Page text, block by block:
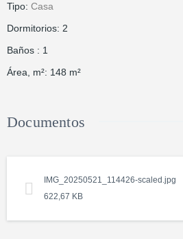
Tipo: Casa
Dormitorios: 2
Baños : 1
Área, m²: 148 m²
Documentos
IMG_20250521_114426-scaled.jpg
622,67 KB